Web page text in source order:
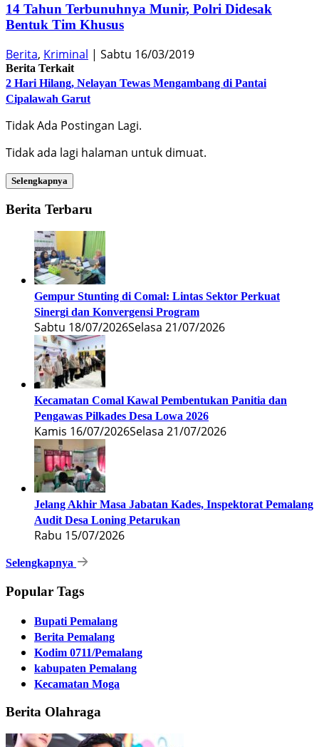
14 Tahun Terbunuhnya Munir, Polri Didesak
Bentuk Tim Khusus
Berita, Kriminal | Sabtu 16/03/2019
Berita Terkait
2 Hari Hilang, Nelayan Tewas Mengambang di Pantai
Cipalawah Garut
Tidak Ada Postingan Lagi.
Tidak ada lagi halaman untuk dimuat.
Selengkapnya
Berita Terbaru
Gempur Stunting di Comal: Lintas Sektor Perkuat
Sinergi dan Konvergensi Program
Sabtu 18/07/2026Selasa 21/07/2026
Kecamatan Comal Kawal Pembentukan Panitia dan
Pengawas Pilkades Desa Lowa 2026
Kamis 16/07/2026Selasa 21/07/2026
Jelang Akhir Masa Jabatan Kades, Inspektorat Pemalang
Audit Desa Loning Petarukan
Rabu 15/07/2026
Selengkapnya
Popular Tags
Bupati Pemalang
Berita Pemalang
Kodim 0711/Pemalang
kabupaten Pemalang
Kecamatan Moga
Berita Olahraga